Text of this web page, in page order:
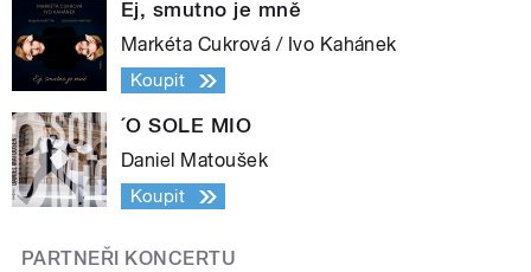
Ej, smutno je mně
Markéta Cukrová / Ivo Kahánek
Koupit
´O SOLE MIO
Daniel Matoušek
Koupit
PARTNEŘI KONCERTU